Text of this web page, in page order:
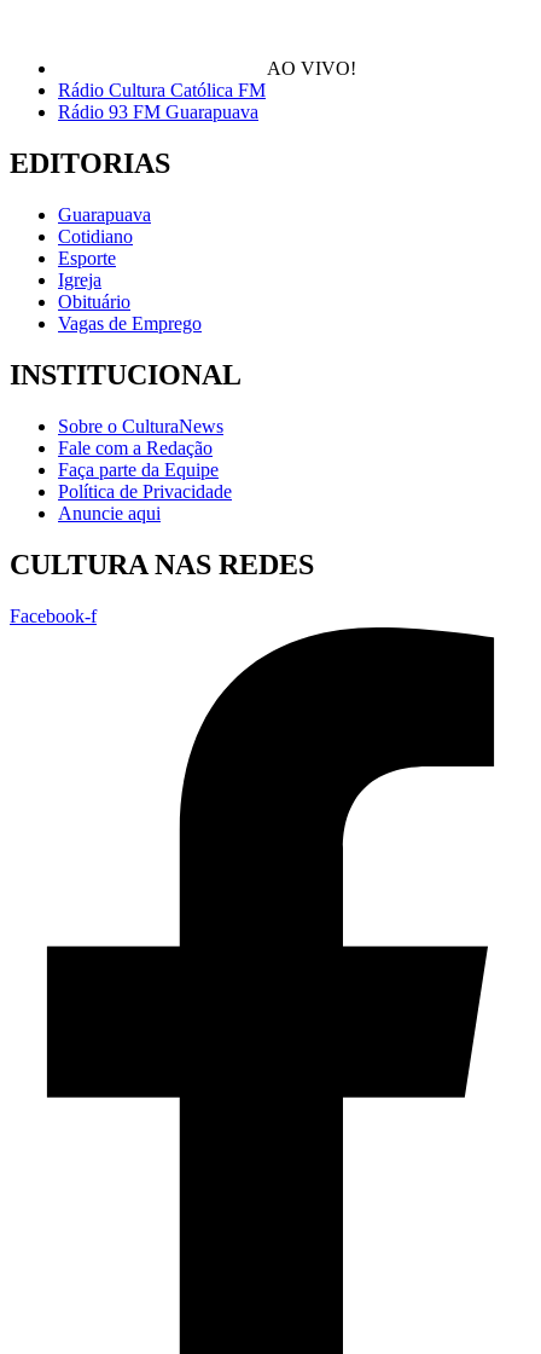
AO VIVO!
Rádio Cultura Católica FM
Rádio 93 FM Guarapuava
EDITORIAS
Guarapuava
Cotidiano
Esporte
Igreja
Obituário
Vagas de Emprego
INSTITUCIONAL
Sobre o CulturaNews
Fale com a Redação
Faça parte da Equipe
Política de Privacidade
Anuncie aqui
CULTURA NAS REDES
Facebook-f